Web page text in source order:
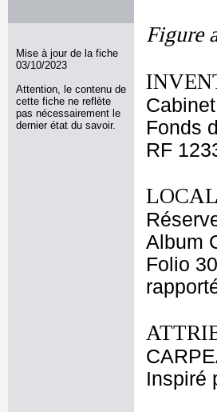
Mise à jour de la fiche
03/10/2023
Attention, le contenu de
cette fiche ne reflète
pas nécessairement le
dernier état du savoir.
Figure
Fonds
RF
Album
Folio 30
Inspiré